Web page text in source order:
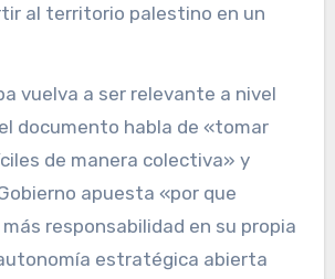
al territorio palestino en un
vuelva a ser relevante a nivel
documento habla de «tomar
de manera colectiva» y
apuesta «por que
responsabilidad en su propia
estratégica abierta